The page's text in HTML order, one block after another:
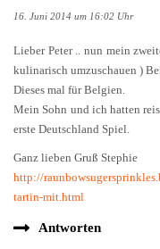
16. Juni 2014 um 16:02 Uhr
Lieber Peter .. nun mein
kulinarisch umzuschauen )
Dieses mal für Belgien.
Mein Sohn und ich hatten
erste Deutschland Spiel.
Ganz lieben Gruß Stephie
http://
tartin-mit.html
Antworten